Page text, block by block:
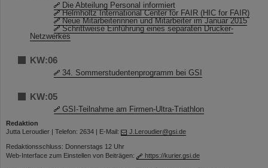
Die Abteilung Personal informiert
Helmholtz International Center for FAIR (HIC for FAIR)
Neue Mitarbeiterinnen und Mitarbeiter im Januar 2015
Schrittweise Einführung eines separaten Drucker-
Netzwerkes
KW:06
34. Sommerstudentenprogramm bei GSI
KW:05
GSI-Teilnahme am Firmen-Ultra-Triathlon
Redaktion
Jutta Leroudier | Telefon: 2634 | E-Mail:
J.Leroudier@gsi.de
Redaktionsschluss: Donnerstags 12 Uhr
Web-Interface zum Einstellen von Beiträgen:
https://kurier.gsi.de